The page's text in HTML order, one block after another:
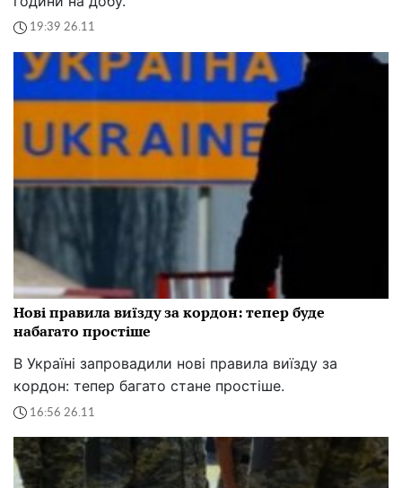
19:39 26.11
Нові правила виїзду за кордон: тепер буде
набагато простіше
В Україні запровадили нові правила виїзду за
кордон: тепер багато стане простіше.
16:56 26.11